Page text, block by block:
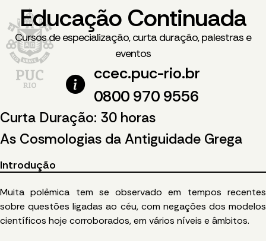
Educação Continuada
Cursos de especialização, curta duração, palestras e
eventos
ccec.puc-rio.br
0800 970 9556
Curta Duração: 30 horas
As Cosmologias da Antiguidade Grega
Introdução
Muita polêmica tem se observado em tempos recentes
sobre questões ligadas ao céu, com negações dos modelos
científicos hoje corroborados, em vários níveis e âmbitos.